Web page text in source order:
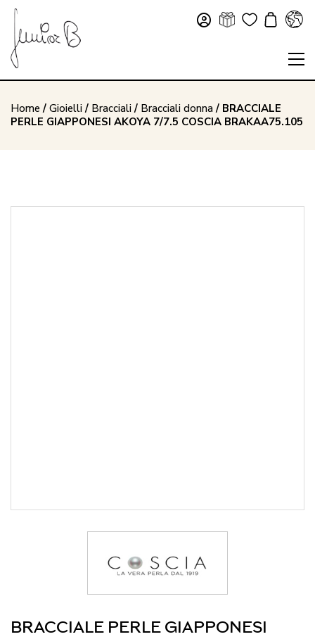
Home / Gioielli/ Bracciali/ Bracciali donna/ BRACCIALE
PERLE GIAPPONESI AKOYA 7/7.5 COSCIA BRAKAA75.105
BRACCIALE PERLE GIAPPONESI